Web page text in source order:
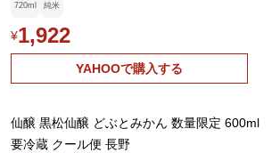
720ml 純米
¥1,922
YAHOOで購入する
仙醸 黒松仙醸 どぶとみかん 数量限定 600ml
要冷蔵 クール便 長野